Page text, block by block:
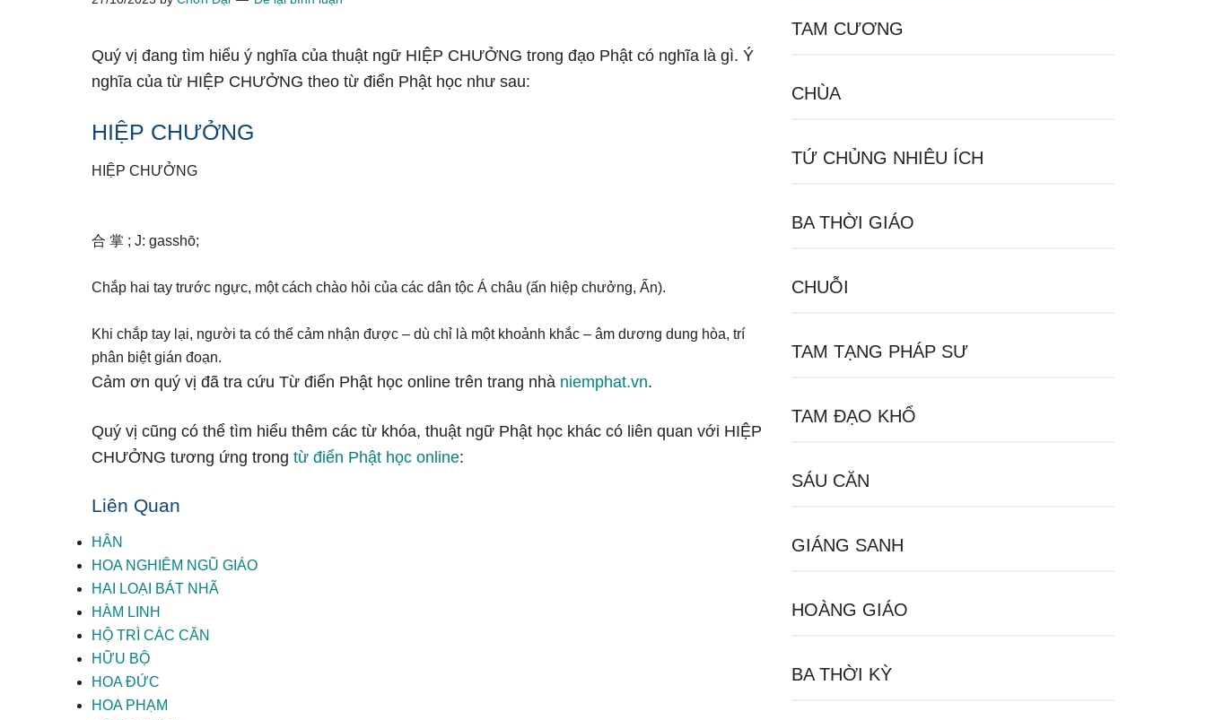
Quý vị đang tìm hiểu ý nghĩa của thuật ngữ HIỆP CHƯỞNG trong đạo Phật có nghĩa là gì. Ý
nghĩa của từ HIỆP CHƯỞNG theo từ điển Phật học như sau:
HIỆP CHƯỞNG
HIỆP CHƯỞNG
合 掌 ; J: gasshō;
Chắp hai tay trước ngực, một cách chào hỏi của các dân tộc Á châu (ấn hiệp chưởng, Ấn).
Khi chắp tay lại, người ta có thể cảm nhận được – dù chỉ là một khoảnh khắc – âm dương dung hòa, trí
phân biệt gián đoạn.
Cảm ơn quý vị đã tra cứu Từ điển Phật học online trên trang nhà niemphat.vn.
Quý vị cũng có thể tìm hiểu thêm các từ khóa, thuật ngữ Phật học khác có liên quan với HIỆP
CHƯỞNG tương ứng trong từ điển Phật học online:
Liên Quan
HÂN
HOA NGHIÊM NGŨ GIÁO
HAI LOẠI BÁT NHÃ
HÀM LINH
HỘ TRÌ CÁC CĂN
HỮU BỘ
HOA ĐỨC
HOA PHẠM
TAM CƯƠNG
CHÙA
TỨ CHỦNG NHIÊU ÍCH
BA THỜI GIÁO
CHUỖI
TAM TẠNG PHÁP SƯ
TAM ĐẠO KHỔ
SÁU CĂN
GIÁNG SANH
HOÀNG GIÁO
BA THỜI KỲ